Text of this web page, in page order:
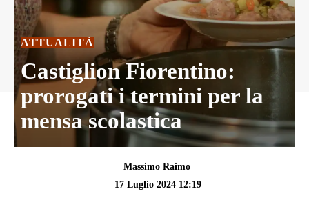
ATTUALITÀ
Castiglion Fiorentino:
prorogati i termini per la
mensa scolastica
Massimo Raimo
17 Luglio 2024 12:19